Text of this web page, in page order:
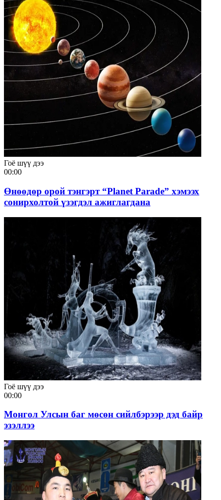
Гоё шүү дээ
00:00
Өнөөдөр орой тэнгэрт “Planet Parade” хэмээх
сонирхолтой үзэгдэл ажиглагдана
Гоё шүү дээ
00:00
Монгол Улсын баг мөсөн сийлбэрээр дэд байр
эзэллээ